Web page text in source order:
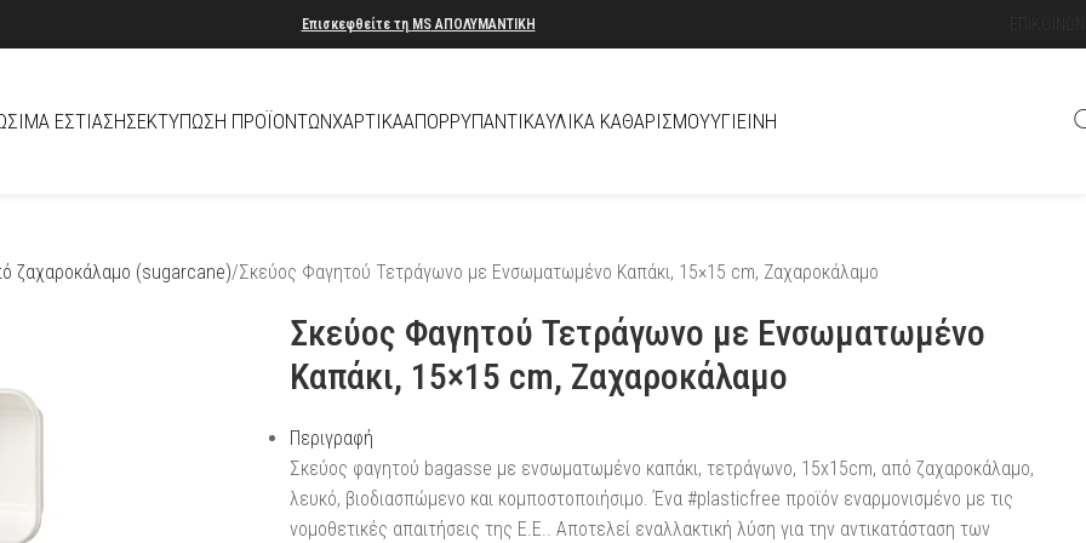
Επισκεφθείτε τη MSΑΠΟΛΥΜΑΝΤΙΚΗ
ΕΣΤΊΑΣΗΣΕΚΤΎΠΩΣΗ ΠΡΟΪΌΝΤΩΝΧΑΡΤΙΚΆΑΠΟΡΡΥΠΑΝΤΙΚΆΥΛΙΚΆ ΚΑΘΑΡΙΣΜΟΎΥΓΙΕΙΝΉ
ζαχαροκάλαμο (sugarcane) Σκεύος Φαγητού Τετράγωνο με Ενσωματωμένο Καπάκι, 15×15 cm, Ζαχαροκάλαμο
Σκεύος Φαγητού Τετράγωνο με Ενσωματωμένο
Καπάκι, 15×15 cm, Ζαχαροκάλαμο
Περιγραφή
Σκεύος φαγητού bagasse με ενσωματωμένο καπάκι, τετράγωνο, 15x15cm, από ζαχαροκάλαμο,
λευκό, βιοδιασπώμενο και κομποστοποιήσιμο. Ένα #plasticfree προϊόν εναρμονισμένο με τις
νομοθετικές απαιτήσεις της Ε.Ε.. Αποτελεί εναλλακτική λύση για την αντικατάσταση των